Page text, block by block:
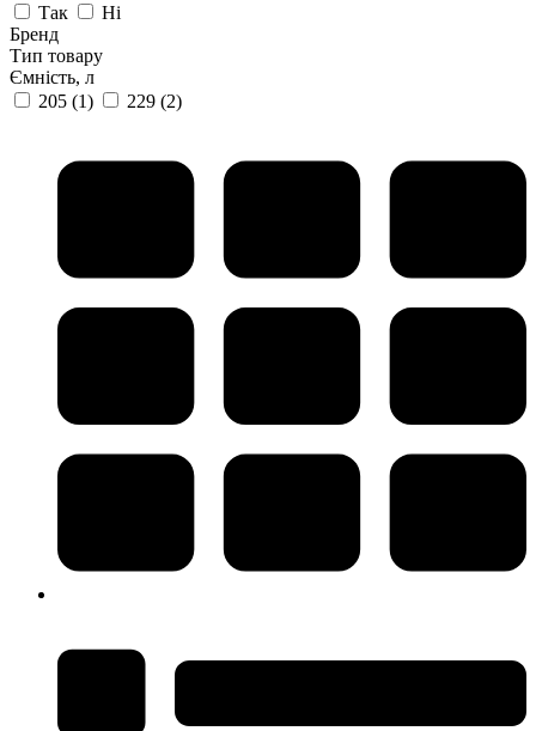
Так
Ні
Бренд
Тип товару
Ємність, л
205 (1) 229 (2)